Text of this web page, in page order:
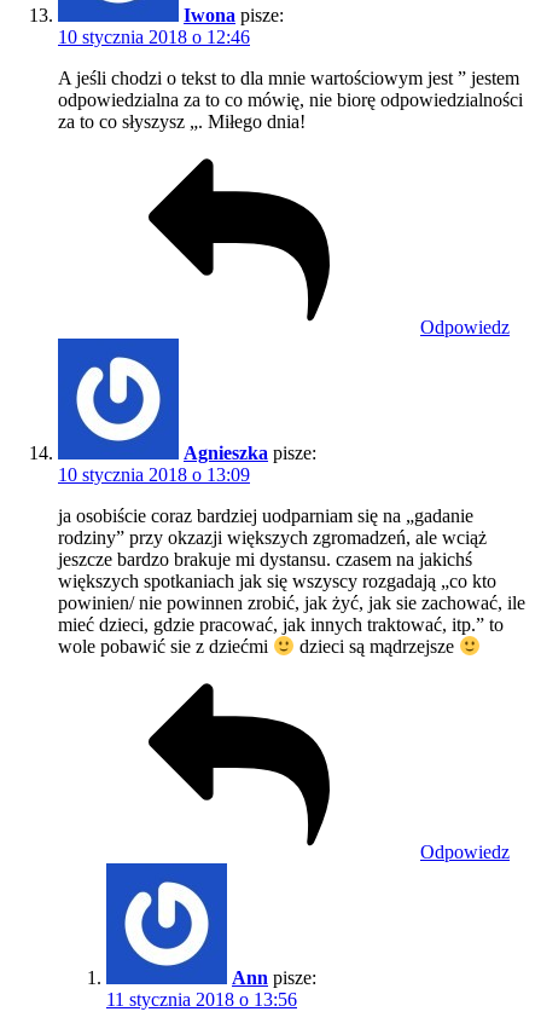
Iwona pisze:
10 stycznia 2018 o 12:46
A jeśli chodzi o tekst to dla mnie wartościowym jest ” jestem
odpowiedzialna za to co mówię, nie biorę odpowiedzialności
za to co słyszysz „. Miłego dnia!
Odpowiedz
Agnieszka pisze:
10 stycznia 2018 o 13:09
ja osobiście coraz bardziej uodparniam się na „gadanie
rodziny” przy okzazji większych zgromadzeń, ale wciąż
jeszcze bardzo brakuje mi dystansu. czasem na jakichś
większych spotkaniach jak się wszyscy rozgadają „co kto
powinien/ nie powinnen zrobić, jak żyć, jak sie zachować, ile
mieć dzieci, gdzie pracować, jak innych traktować, itp.” to
wole pobawić sie z dziećmi
dzieci są mądrzejsze
Odpowiedz
Ann pisze:
11 stycznia 2018 o 13:56